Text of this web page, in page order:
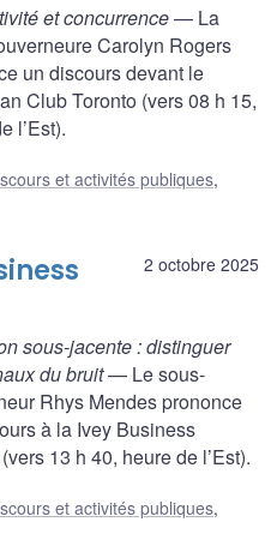
et concurrence— La
Carolyn Rogers
un discours devant le
Club Toronto (vers 08 h 15,
l’Est).
et activités publiques,
2 octobre 2025
sous-jacente : distinguer
du bruit— Le sous-
Rhys Mendes prononce
à la Ivey Business
13 h 40, heure de l’Est).
et activités publiques,